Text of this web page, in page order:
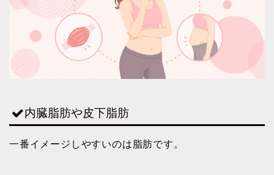
内臓脂肪や皮下脂肪
一番イメージしやすいのは脂肪です。